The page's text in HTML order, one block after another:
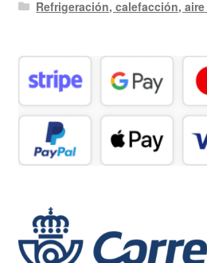
Refrigeración, calefacción,